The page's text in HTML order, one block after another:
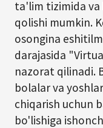
ta'lim tizimida
qolishi mumkin.
osongina
darajasida
nazorat qilinadi.
bolalar va
chiqarish uchun
bo'lishiga